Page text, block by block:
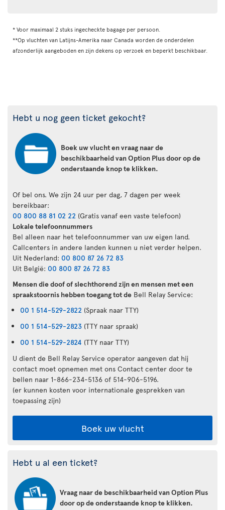
* Voor maximaal 2 stuks ingecheckte bagage per persoon.
**Op vluchten van Latijns-Amerika naar Canada worden de onderdelen
afzonderlijk aangeboden en zijn dekens op verzoek en beperkt beschikbaar.
Hebt u nog geen ticket gekocht?
Boek uw vlucht en vraag naar de
beschikbaarheid van Option Plus door op de
onderstaande knop te klikken.
Of bel ons. We zijn 24 uur per dag, 7 dagen per week
bereikbaar:
00 800 88 81 02 22 (Gratis vanaf een vaste telefoon)
Lokale telefoonnummers
Bel alleen naar het telefoonnummer van uw eigen land.
Callcenters in andere landen kunnen u niet verder helpen.
Uit Nederland: 00 800 87 26 72 83
Uit België: 00 800 87 26 72 83
Mensen die doof of slechthorend zijn en mensen met een
spraakstoornis hebben toegang tot de Bell Relay Service:
00 1 514-529-2822 (Spraak naar TTY)
00 1 514-529-2823 (TTY naar spraak)
00 1 514-529-2824 (TTY naar TTY)
U dient de Bell Relay Service operator aangeven dat hij
contact moet opnemen met ons Contact center door te
bellen naar 1-866-234-5136 of 514-906-5196.
(er kunnen kosten voor internationale gesprekken van
toepassing zijn)
Boek uw vlucht
Hebt u al een ticket?
Vraag naar de beschikbaarheid van Option Plus
door op de onderstaande knop te klikken.